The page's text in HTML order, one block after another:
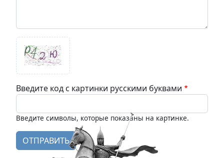
Введите код с картинки русскими буквами
Введите символы, которые показаны на картинке.